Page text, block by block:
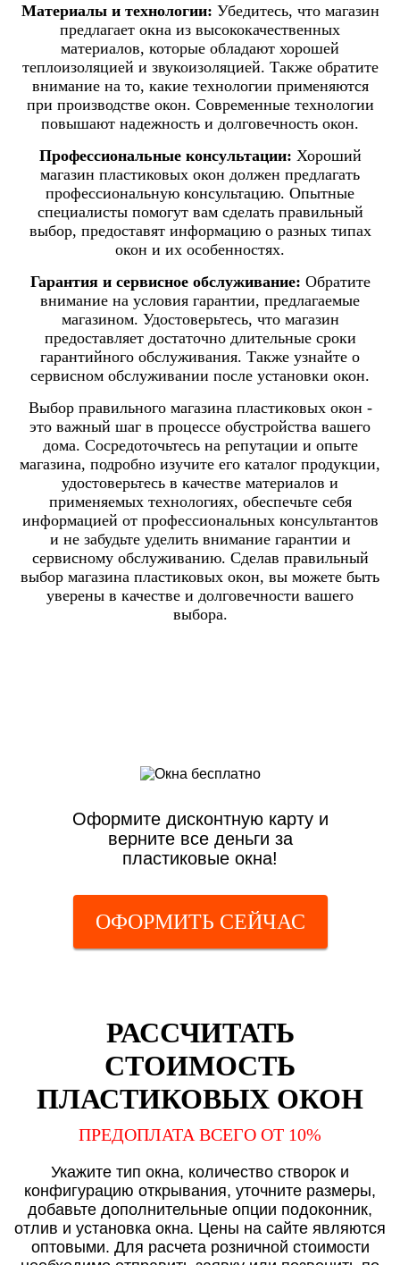
Материалы и технологии: Убедитесь, что магазин
предлагает окна из высококачественных
материалов, которые обладают хорошей
теплоизоляцией и звукоизоляцией. Также обратите
внимание на то, какие технологии применяются
при производстве окон. Современные технологии
повышают надежность и долговечность окон.
Профессиональные консультации: Хороший
магазин пластиковых окон должен предлагать
профессиональную консультацию. Опытные
специалисты помогут вам сделать правильный
выбор, предоставят информацию о разных типах
окон и их особенностях.
Гарантия и сервисное обслуживание: Обратите
внимание на условия гарантии, предлагаемые
магазином. Удостоверьтесь, что магазин
предоставляет достаточно длительные сроки
гарантийного обслуживания. Также узнайте о
сервисном обслуживании после установки окон.
Выбор правильного магазина пластиковых окон -
это важный шаг в процессе обустройства вашего
дома. Сосредоточьтесь на репутации и опыте
магазина, подробно изучите его каталог продукции,
удостоверьтесь в качестве материалов и
применяемых технологиях, обеспечьте себя
информацией от профессиональных консультантов
и не забудьте уделить внимание гарантии и
сервисному обслуживанию. Сделав правильный
выбор магазина пластиковых окон, вы можете быть
уверены в качестве и долговечности вашего
выбора.
Оформите дисконтную карту и
верните все деньги за
пластиковые окна!
ОФОРМИТЬ СЕЙЧАС
РАССЧИТАТЬ
СТОИМОСТЬ
ПЛАСТИКОВЫХ ОКОН
ПРЕДОПЛАТА ВСЕГО ОТ 10%
Укажите тип окна, количество створок и
конфигурацию открывания, уточните размеры,
добавьте дополнительные опции подоконник,
отлив и установка окна. Цены на сайте являются
оптовыми. Для расчета розничной стоимости